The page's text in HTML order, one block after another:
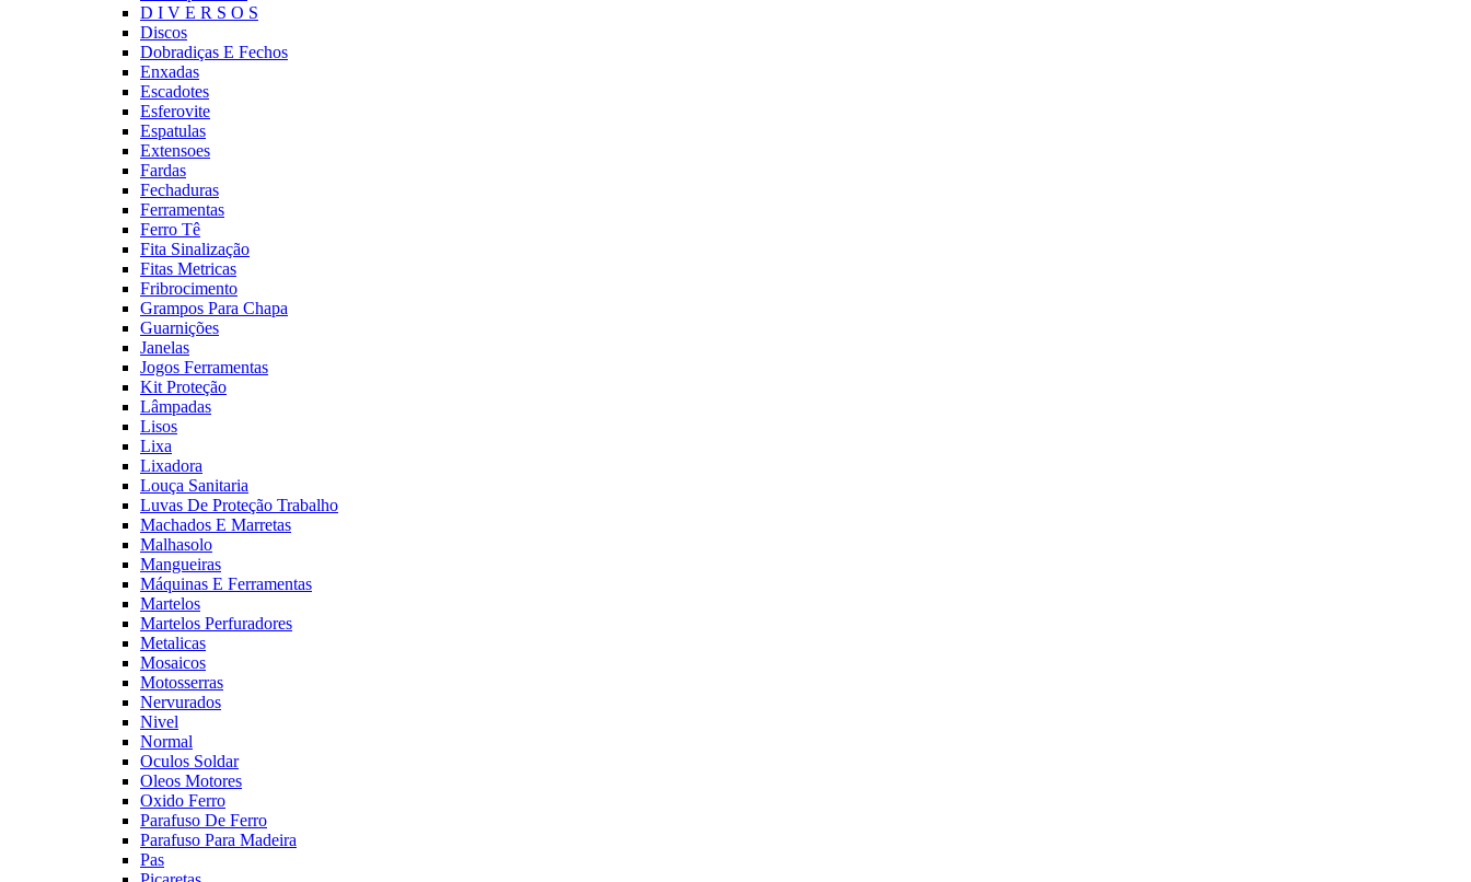
D I V E R S O S
Discos
Dobradiças E Fechos
Enxadas
Escadotes
Esferovite
Espatulas
Extensoes
Fardas
Fechaduras
Ferramentas
Ferro Tê
Fita Sinalização
Fitas Metricas
Fribrocimento
Grampos Para Chapa
Guarnições
Janelas
Jogos Ferramentas
Kit Proteção
Lâmpadas
Lisos
Lixa
Lixadora
Louça Sanitaria
Luvas De Proteção Trabalho
Machados E Marretas
Malhasolo
Mangueiras
Máquinas E Ferramentas
Martelos
Martelos Perfuradores
Metalicas
Mosaicos
Motosserras
Nervurados
Nivel
Normal
Oculos Soldar
Oleos Motores
Oxido Ferro
Parafuso De Ferro
Parafuso Para Madeira
Pas